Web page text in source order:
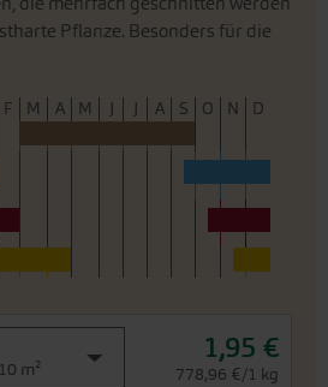
Pflanze. Besonders für die
F M A M J J A S O N
D
m²
1,95 €
778,96 €/1 kg